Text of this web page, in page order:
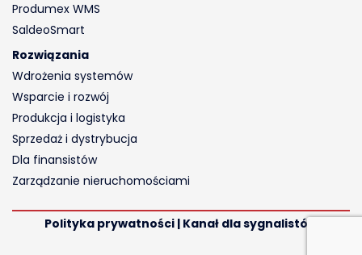
Produmex WMS
SaldeoSmart
Rozwiązania
Wdrożenia systemów
Wsparcie i rozwój
Produkcja i logistyka
Sprzedaż i dystrybucja
Dla finansistów
Zarządzanie nieruchomościami
Polityka prywatności | Kanał dla sygnalistów